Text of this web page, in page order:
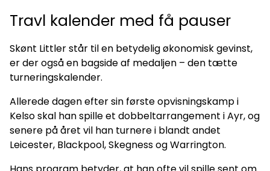
Travl kalender med få pauser
Skønt Littler står til en betydelig økonomisk gevinst,
er der også en bagside af medaljen – den tætte
turneringskalender.
Allerede dagen efter sin første opvisningskamp i
Kelso skal han spille et dobbeltarrangement i Ayr, og
senere på året vil han turnere i blandt andet
Leicester, Blackpool, Skegness og Warrington.